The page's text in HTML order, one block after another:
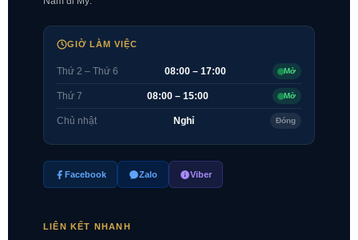
GIỜ LÀM VIỆC
Thứ 2 – Thứ 6 08:00 – 17:00 Mở
Thứ 7 08:00 – 15:00 Mở
Chủ nhật Nghỉ Đóng
Facebook Zalo Viber
LIÊN KẾT NHANH